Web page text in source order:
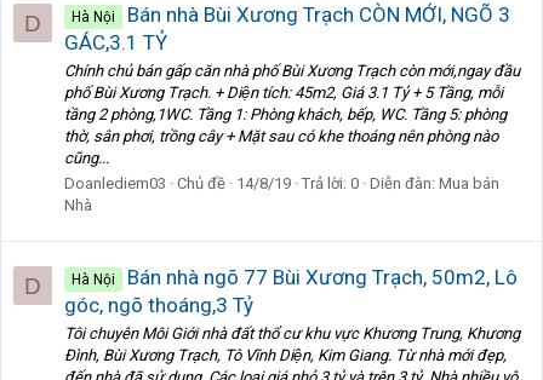
D Hà Nội
Bán nhà Bùi Xương Trạch CÒN MỚI, NGÕ 3
GÁC,3.1 TỶ
Chính chủ bán gấp căn nhà phố Bùi Xương Trạch còn mới,ngay đầu
phố Bùi Xương Trạch. + Diện tích: 45m2, Giá 3.1 Tỷ + 5 Tầng, mỗi
tầng 2 phòng,1WC. Tầng 1: Phòng khách, bếp, WC. Tầng 5: phòng
thờ, sân phơi, trồng cây + Mặt sau có khe thoáng nên phòng nào
cũng...
Doanlediem03
Chủ đề 14/8/19 Trả lời: 0 Diễn đàn: Mua bán
Nhà
D Hà Nội
Bán nhà ngõ 77 Bùi Xương Trạch, 50m2, Lô
góc, ngõ thoáng,3 Tỷ
Tôi chuyên Môi Giới nhà đất thổ cư khu vực Khương Trung, Khương
Đình, Bùi Xương Trạch, Tô Vĩnh Diện, Kim Giang. Từ nhà mới đẹp,